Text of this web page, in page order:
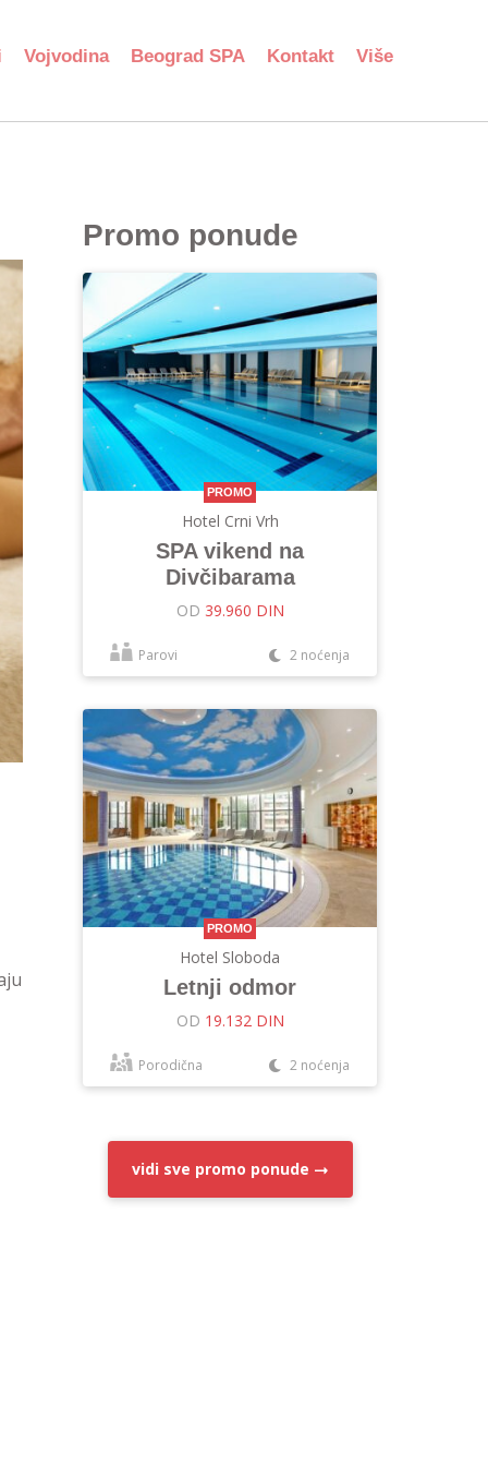
Vojvodina Beograd SPA Kontakt Više
Promo ponude
PROMO
Hotel Crni Vrh
SPA vikend na
Divčibarama
OD 39.960 DIN
Parovi 2 noćenja
PROMO
Hotel Sloboda
Letnji odmor
OD 19.132 DIN
Porodična 2 noćenja
vidi sve promo ponude